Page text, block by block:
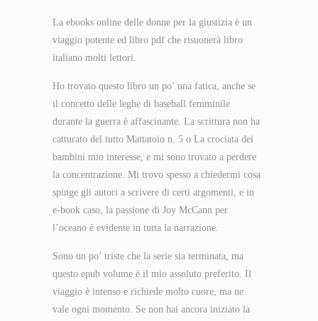
La ebooks online delle donne per la giustizia è un
viaggio potente ed libro pdf che risuonerà libro
italiano molti lettori.
Ho trovato questo libro un po’ una fatica, anche se
il concetto delle leghe di baseball femminile
durante la guerra è affascinante. La scrittura non ha
catturato del tutto Mattatoio n. 5 o La crociata dei
bambini mio interesse, e mi sono trovato a perdere
la concentrazione. Mi trovo spesso a chiedermi cosa
spinge gli autori a scrivere di certi argomenti, e in
e-book caso, la passione di Joy McCann per
l’oceano è evidente in tutta la narrazione.
Sono un po’ triste che la serie sia terminata, ma
questo epub volume è il mio assoluto preferito. Il
viaggio è intenso e richiede molto cuore, ma ne
vale ogni momento. Se non hai ancora iniziato la